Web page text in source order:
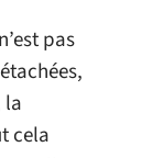
pas
la
cela